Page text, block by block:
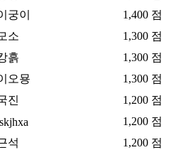
궁이
1,400 점
소
1,300 점
흙
1,300 점
오묭
1,300 점
진
1,200 점
1,200 점
석
1,200 점